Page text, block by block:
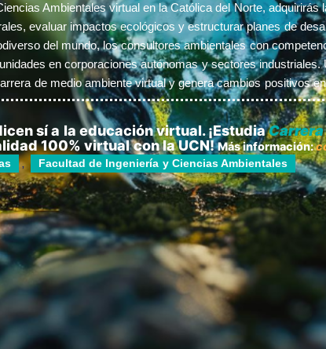
Ambientales virtual en la Católica del Norte, adquirirás
evaluar impactos ecológicos y estructurar planes de
del mundo, los consultores ambientales con
en corporaciones autónomas y sectores industriales.
de medio ambiente virtual y genera cambios positivos
sí a la educación virtual. ¡Estudia
100% virtual con la UCN!Más información:
, Facultad de Ingeniería y Ciencias Ambientales